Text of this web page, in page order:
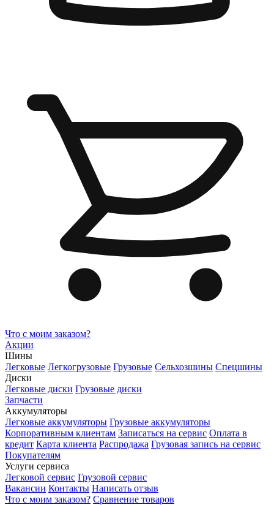
Что с моим заказом?
Акции
Шины
Легковые Легкогрузовые Грузовые Сельхозшины Спецшины
Диски
Легковые диски Грузовые диски
Запчасти
Аккумуляторы
Легковые аккумуляторы Грузовые аккумуляторы
Корпоративным клиентам Записаться на сервис Оплата в
кредит Карта клиента Распродажа Грузовая запись на сервис
Покупателям
Услуги сервиса
Легковой сервис Грузовой сервис
Вакансии Контакты Написать отзыв
Что с моим заказом? Сравнение товаров